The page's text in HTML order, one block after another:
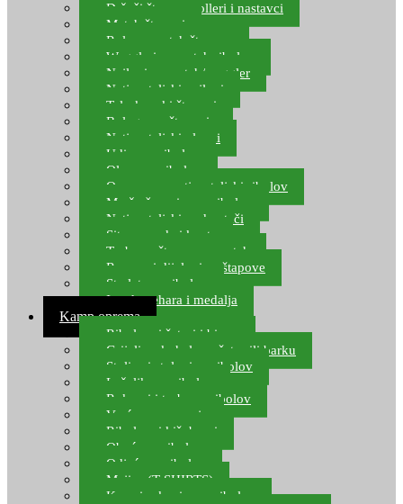
Držači štapova rolleri i nastavci
Match štapovi
Role za match štapove
Waggleri za match ribolov
Najloni za match/waggler
Natjecateljski najloni
Teleskopski štapovi
Bolognese štapovi
Natjecateljski plovci
Udice za ribolov
Olovo za ribolov
Oprema za natjecateljski ribolov
Mreže čuvarice za ribolov
Natjecateljski podmetači
Sito, posude i kante
Torbe za štapove – match
Rezervni dijelovi za štapove
Starlete za ribolov
Izrada pehara i medalja
Kamp oprema
Ribolovni šatori i bivvy
Grijalice, kuhala za šator ili barku
Stolice i stolovi za ribolov
Ležaljke za ribolov
Ruksaci i torbe za ribolov
Vreće za spavanje
Ribolovni kišobrani
Obuća za ribolov
Odjeća za ribolov
Majice (T-SHIRTS)
Kape i rukavice za ribolov